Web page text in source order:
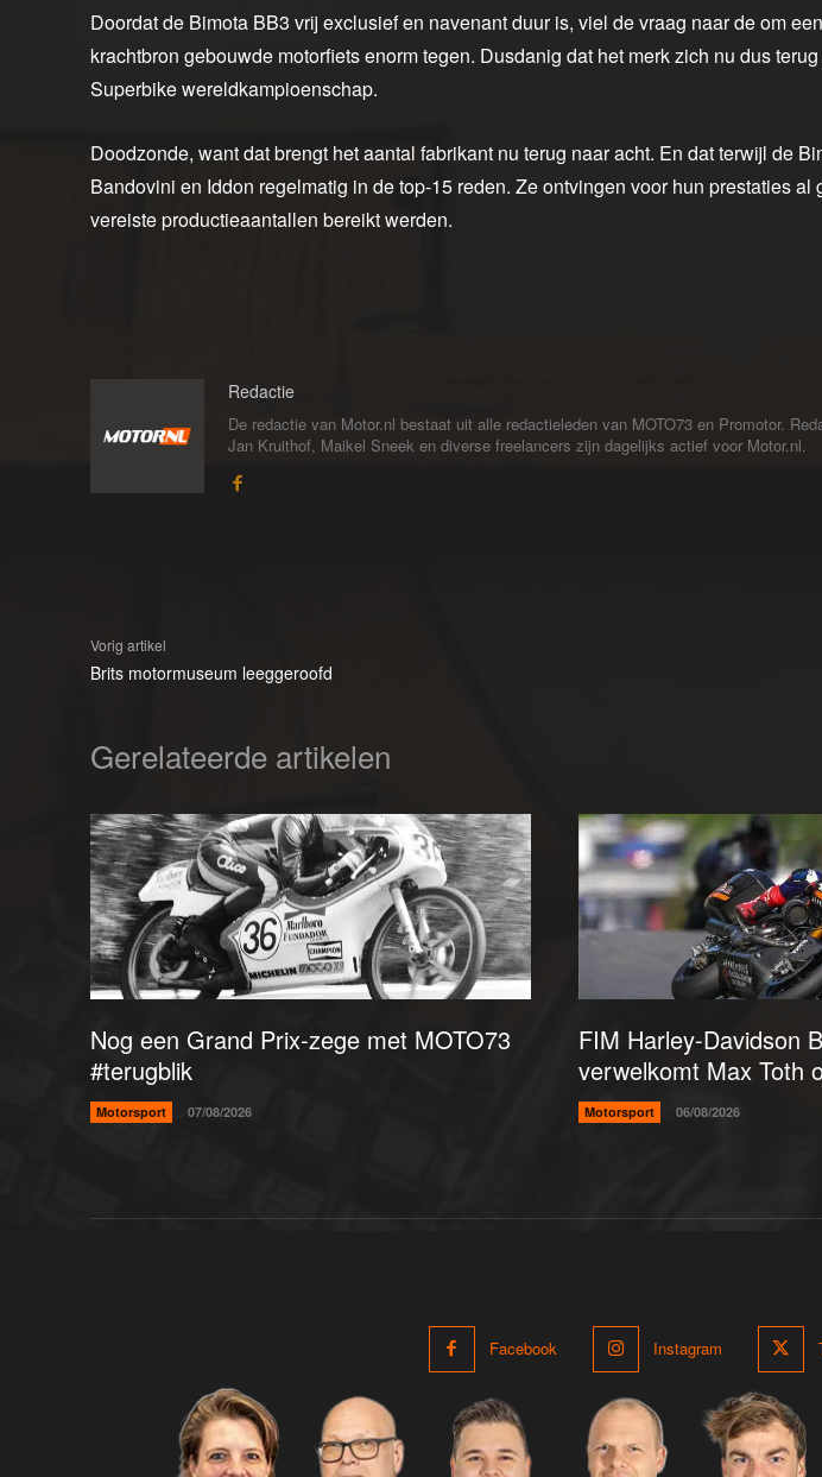
Doordat de Bimota BB3 vrij exclusief en navenant duur is, viel de vraag naar de om
krachtbron gebouwde motorfiets enorm tegen. Dusdanig dat het merk zich nu dus
Superbike wereldkampioenschap.
Doodzonde, want dat brengt het aantal fabrikant nu terug naar acht. En dat terwijl de
Bandovini en Iddon regelmatig in de top-15 reden. Ze ontvingen voor hun prestaties al
vereiste productieaantallen bereikt werden.
Redactie
De redactie van Motor.nl bestaat uit alle redactieleden van MOTO73 en Promotor.
Jan Kruithof, Maikel Sneek en diverse freelancers zijn dagelijks actief voor Motor.nl.
Vorig artikel
Brits motormuseum leeggeroofd
Gerelateerde artikelen
Nog een Grand Prix-zege met MOTO73
#terugblik
Motorsport 07/08/2026
FIM Harley-Davidson
verwelkomt Max Toth
Motorsport 06/08/2026
Facebook Instagram